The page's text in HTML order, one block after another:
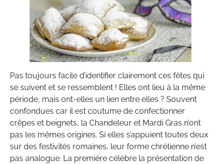
Pas toujours facile d’identifier clairement ces fêtes qui
se suivent et se ressemblent ! Elles ont lieu à la même
période, mais ont-elles un lien entre elles ? Souvent
confondues car il est coutume de confectionner
crêpes et beignets, la Chandeleur et Mardi Gras n’ont
pas les mêmes origines. Si elles s’appuient toutes deux
sur des festivités romaines, leur forme chrétienne n’est
pas analogue. La première célèbre la présentation de